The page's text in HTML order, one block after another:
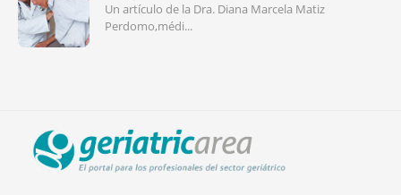
Un artículo de la Dra. Diana Marcela Matiz
Perdomo,médi...